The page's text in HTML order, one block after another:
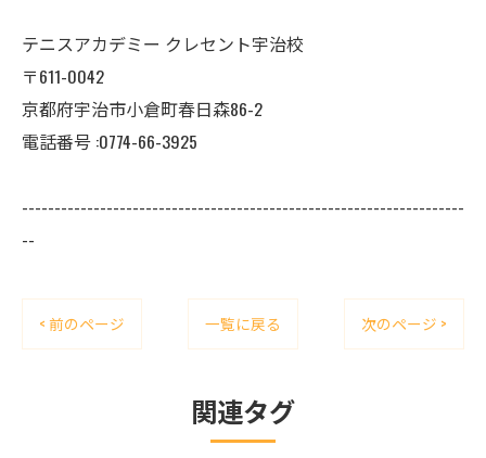
テニスアカデミー クレセント宇治校
〒611-0042
京都府宇治市小倉町春日森86-2
電話番号 :0774-66-3925
--------------------------------------------------------------------
--
< 前のページ 一覧に戻る 次のページ >
関連タグ